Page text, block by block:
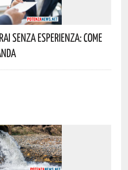
Senza Esperienza: Come